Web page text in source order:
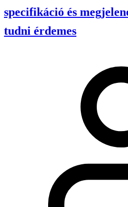
specifikáció és
tudni érdemes